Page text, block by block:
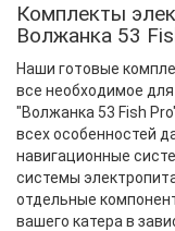
Комплекты
Волжанка 53
Наши готовые
все необходимое
"Волжанка 53 Fish
всех особенностей
навигационные
системы
отдельные
вашего катера в